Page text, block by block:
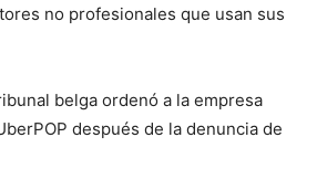
no profesionales que usan sus
belga ordenó a la empresa
después de la denuncia de